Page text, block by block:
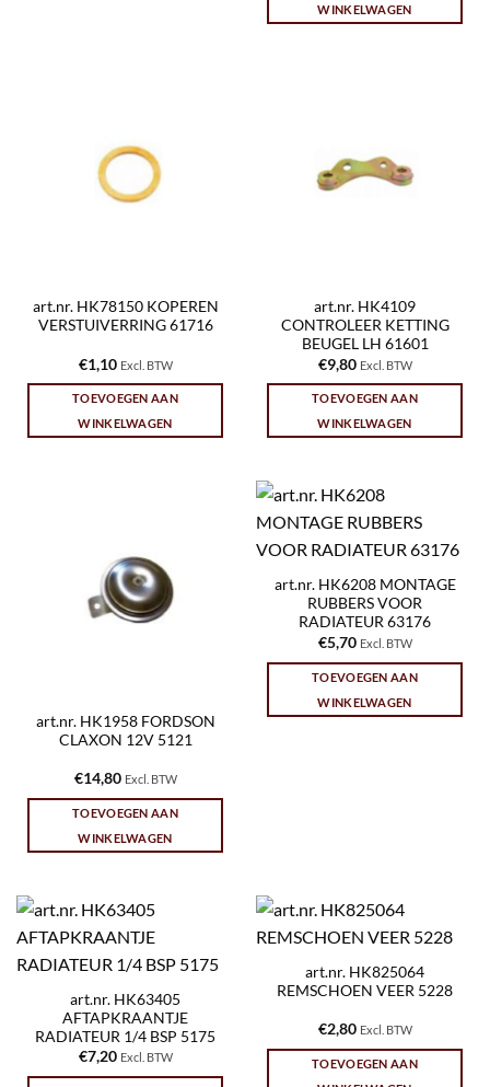
WINKELWAGEN
art.nr. HK78150 KOPEREN
VERSTUIVERRING 61716
€1,10 Excl. BTW
TOEVOEGEN AAN
WINKELWAGEN
art.nr. HK4109
CONTROLEER KETTING
BEUGEL LH 61601
€9,80 Excl. BTW
TOEVOEGEN AAN
WINKELWAGEN
art.nr. HK1958 FORDSON
CLAXON 12V 5121
€14,80 Excl. BTW
TOEVOEGEN AAN
WINKELWAGEN
art.nr. HK6208 MONTAGE
RUBBERS VOOR
RADIATEUR 63176
€5,70 Excl. BTW
TOEVOEGEN AAN
WINKELWAGEN
art.nr. HK63405
AFTAPKRAANTJE
RADIATEUR 1/4 BSP 5175
€7,20 Excl. BTW
art.nr. HK825064
REMSCHOEN VEER 5228
€2,80 Excl. BTW
TOEVOEGEN AAN